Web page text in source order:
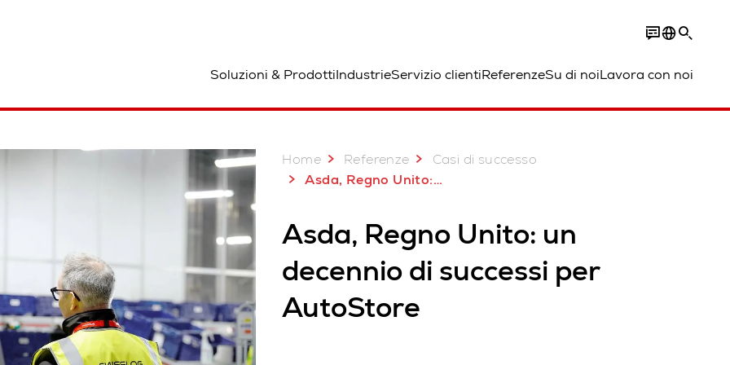
Soluzioni & ProdottiIndustrieServizio clientiReferenzeSu di noiLavora con noi
Home Referenze
Casi di successo
Asda, Regno Unito: un decennio di successi per AutoStore
Asda, Regno Unito: un
decennio di successi per
AutoStore